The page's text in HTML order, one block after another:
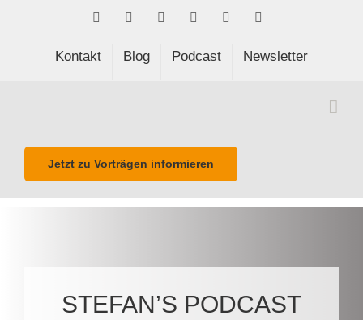
FacebookLinkedIn Spotify
Kontakt Blog Podcast Newsletter
Jetzt zu Vorträgen informieren
STEFAN’S PODCAST